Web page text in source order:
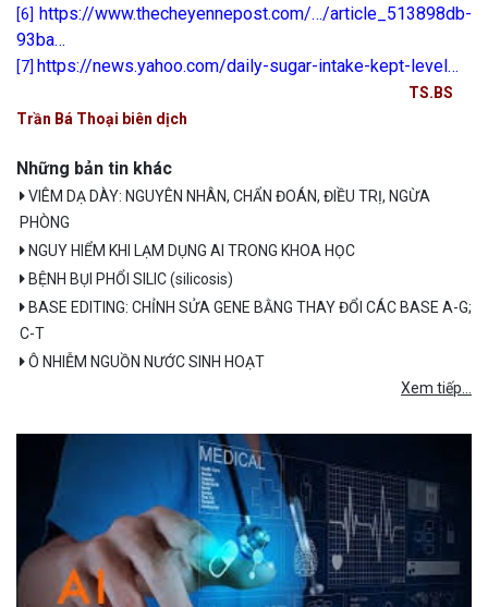
[6] https://www.thecheyennepost.com/…/article_513898db-
93ba…
[7] https://news.yahoo.com/daily-sugar-intake-kept-level…
TS.BS
Trần Bá Thoại biên dịch
Những bản tin khác
VIÊM DẠ DÀY: NGUYÊN NHÂN, CHẨN ĐOÁN, ĐIỀU TRỊ, NGỪA
PHÒNG
NGUY HIỂM KHI LẠM DỤNG AI TRONG KHOA HỌC
BỆNH BỤI PHỔI SILIC (silicosis)
BASE EDITING: CHỈNH SỬA GENE BẰNG THAY ĐỔI CÁC BASE A-G;
C-T
Ô NHIỄM NGUỒN NƯỚC SINH HOẠT
Xem tiếp...